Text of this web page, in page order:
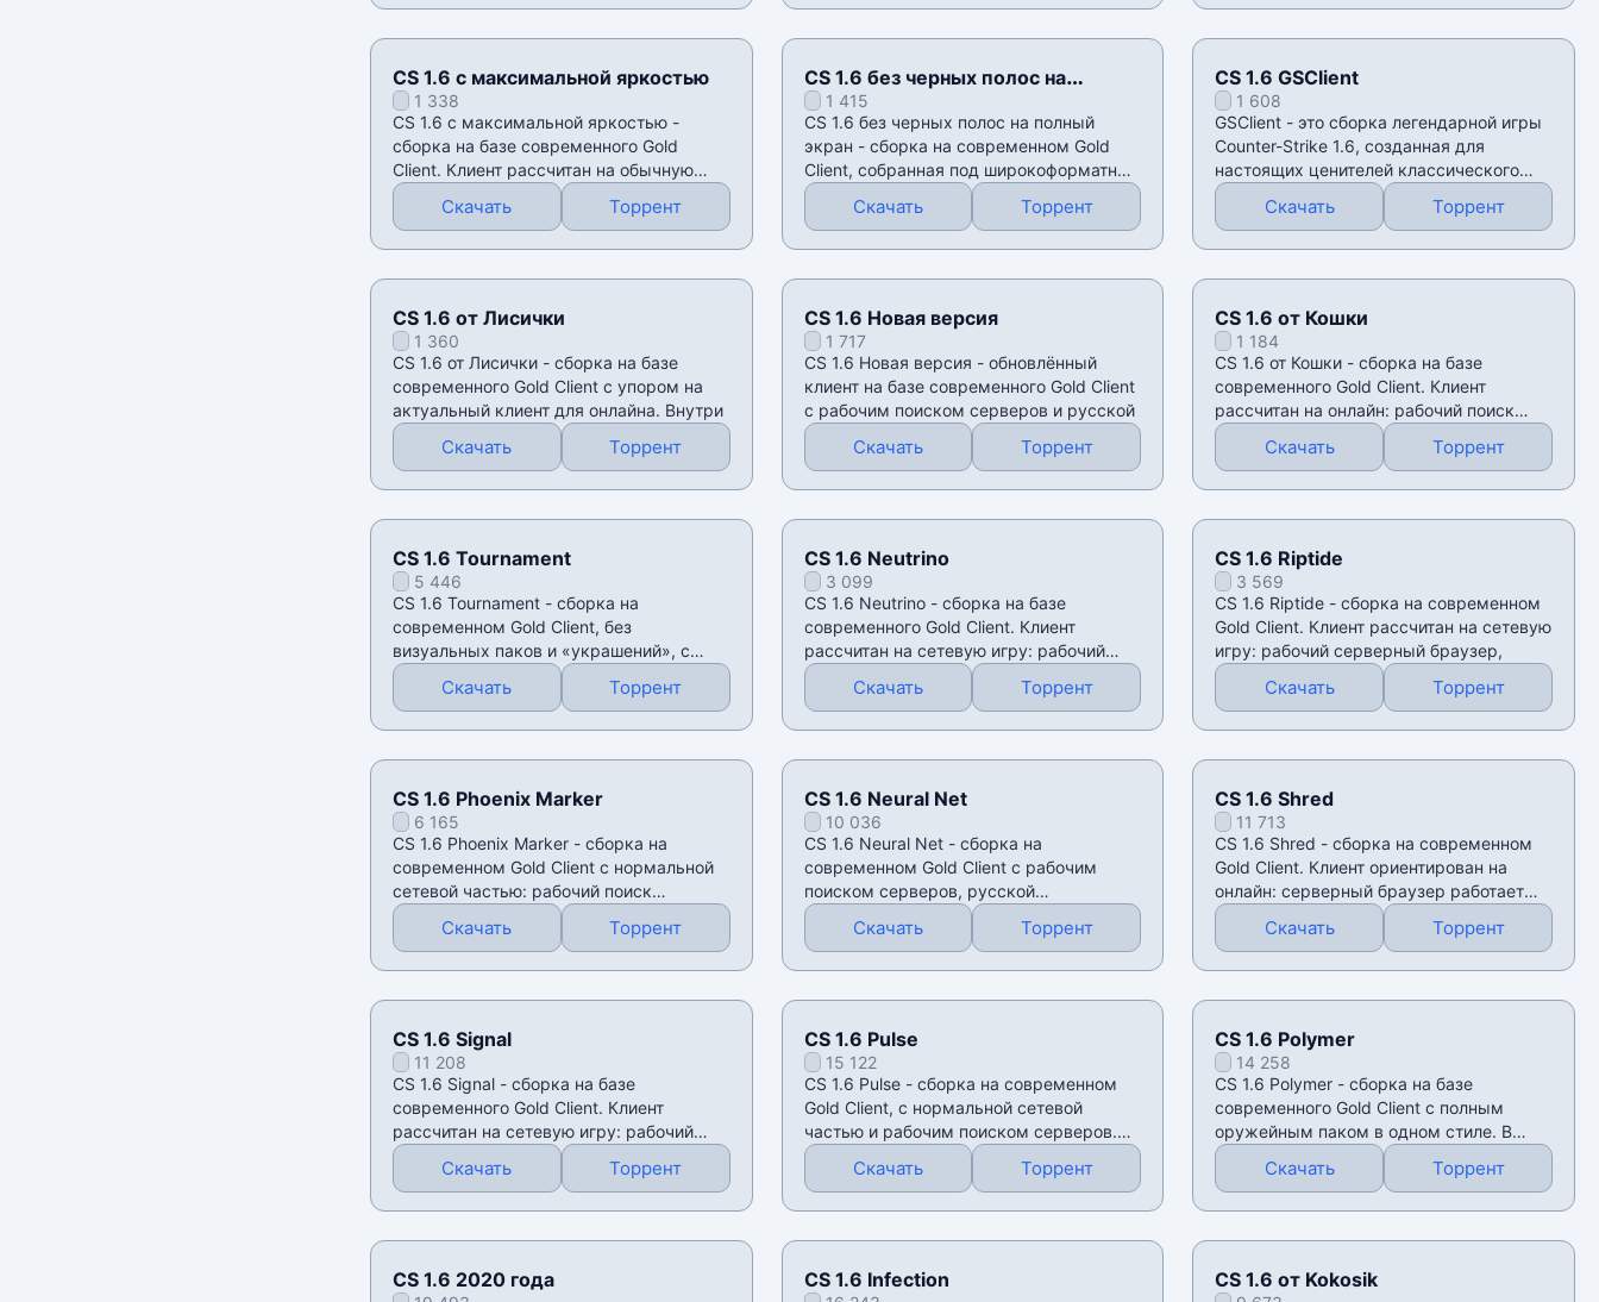
CS 1.6 с максимальной яркостью
1 338
CS 1.6 с максимальной яркостью -
сборка на базе современного Gold
Client. Клиент рассчитан на обычную
сетевую игру:
Скачать Торрент
CS 1.6 без черных полос на
полный экран
1 415
CS 1.6 без черных полос на полный
экран - сборка на современном Gold
Client, собранная под широкоформатные
мониторы. В
Скачать Торрент
CS 1.6 GSClient
1 608
GSClient - это сборка легендарной игры
Counter-Strike 1.6, созданная для
настоящих ценителей классического
шутера. В
Скачать Торрент
CS 1.6 от Лисички
1 360
CS 1.6 от Лисички - сборка на базе
современного Gold Client с упором на
актуальный клиент для онлайна. Внутри
Скачать Торрент
CS 1.6 Новая версия
1 717
CS 1.6 Новая версия - обновлённый
клиент на базе современного Gold Client
с рабочим поиском серверов и русской
Скачать Торрент
CS 1.6 от Кошки
1 184
CS 1.6 от Кошки - сборка на базе
современного Gold Client. Клиент
рассчитан на онлайн: рабочий поиск
серверов, русская
Скачать Торрент
CS 1.6 Tournament
5 446
CS 1.6 Tournament - сборка на
современном Gold Client, без
визуальных паков и «украшений», с
упором на чистый
Скачать Торрент
CS 1.6 Neutrino
3 099
CS 1.6 Neutrino - сборка на базе
современного Gold Client. Клиент
рассчитан на сетевую игру: рабочий
поиск серверов,
Скачать Торрент
CS 1.6 Riptide
3 569
CS 1.6 Riptide - сборка на современном
Gold Client. Клиент рассчитан на сетевую
игру: рабочий серверный браузер,
Скачать Торрент
CS 1.6 Phoenix Marker
6 165
CS 1.6 Phoenix Marker - сборка на
современном Gold Client с нормальной
сетевой частью: рабочий поиск
серверов, русская
Скачать Торрент
CS 1.6 Neural Net
10 036
CS 1.6 Neural Net - сборка на
современном Gold Client с рабочим
поиском серверов, русской
локализацией и поддержкой
Скачать Торрент
CS 1.6 Shred
11 713
CS 1.6 Shred - сборка на современном
Gold Client. Клиент ориентирован на
онлайн: серверный браузер работает
через
Скачать Торрент
CS 1.6 Signal
11 208
CS 1.6 Signal - сборка на базе
современного Gold Client. Клиент
рассчитан на сетевую игру: рабочий
поиск серверов,
Скачать Торрент
CS 1.6 Pulse
15 122
CS 1.6 Pulse - сборка на современном
Gold Client, с нормальной сетевой
частью и рабочим поиском серверов.
Клиент
Скачать Торрент
CS 1.6 Polymer
14 258
CS 1.6 Polymer - сборка на базе
современного Gold Client с полным
оружейным паком в одном стиле. В
этой версии
Скачать Торрент
CS 1.6 2020 года CS 1.6 Infection CS 1.6 от Kokosik